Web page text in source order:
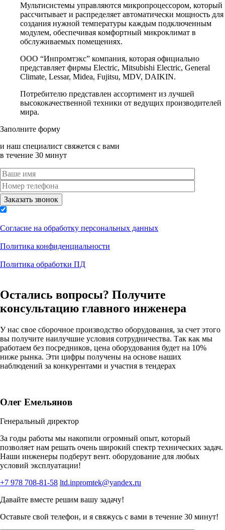
Мультисистемы управляются микропроцессором, который
рассчитывает и распределяет автоматически мощность для
создания нужной температуры каждым подключенным
модулем, обеспечивая комфортный микроклимат в
обслуживаемых помещениях.
ООО “Инпромтэкс” компания, которая официально
представляет фирмы Electric, Mitsubishi Electric, General
Climate, Lessar, Midea, Fujitsu, MDV, DAIKIN.
Потребителю представлен ассортимент из лучшей
высококачественной техники от ведущих производителей
мира.
Заполните форму
и наш специалист свяжется с вами
в течение 30 минут
Согласие на обработку персональных данных
Политика конфиденциальности
Политика обработки ПД
Остались вопросы? Получите
консультацию главного инженера
У нас свое сборочное производство оборудования, за счет этого
вы получите наилучшие условия сотрудничества. Так как мы
работаем без посредников, цена оборудования будет на 10%
ниже рынка. Эти цифры получены на основе наших
наблюдений за конкурентами и участия в тендерах
Олег Емельянов
Генеральный директор
За годы работы мы накопили огромный опыт, который
позволяет нам решать очень широкий спектр технических задач.
Наши инженеры подберут вент. оборудование для любых
условий эксплуатации!
+7 978 708-81-58 ltd.inpromtek@yandex.ru
Давайте вместе решим вашу задачу!
Оставьте свой телефон, и я свяжусь с вами в течение 30 минут!